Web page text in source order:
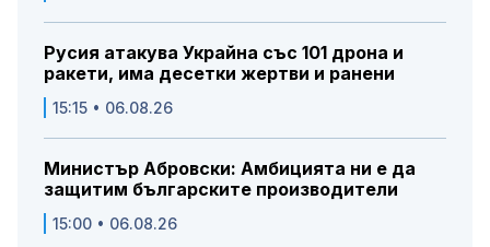
Русия атакува Украйна със 101 дрона и
ракети, има десетки жертви и ранени
15:15 • 06.08.26
Министър Абровски: Амбицията ни е да
защитим българските производители
15:00 • 06.08.26